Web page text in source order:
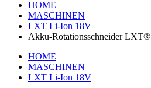
HOME
MASCHINEN
LXT Li-Ion 18V
Akku-Rotationsschneider LXT®
HOME
MASCHINEN
LXT Li-Ion 18V